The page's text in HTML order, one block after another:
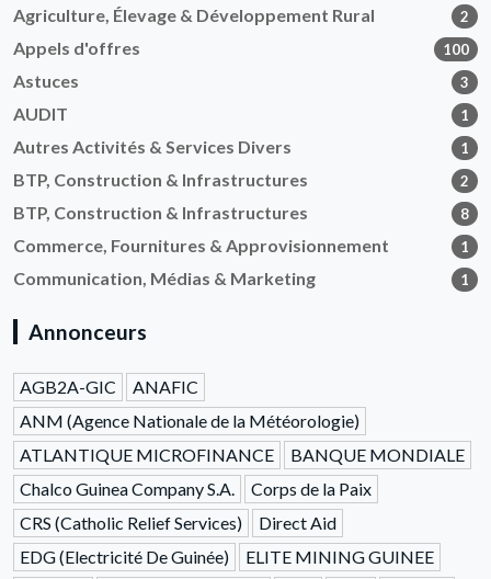
Agriculture, Élevage & Développement Rural 2
Appels d'offres 100
Astuces 3
AUDIT 1
Autres Activités & Services Divers 1
BTP, Construction & Infrastructures 2
BTP, Construction & Infrastructures 8
Commerce, Fournitures & Approvisionnement 1
Communication, Médias & Marketing 1
Annonceurs
AGB2A-GIC
ANAFIC
ANM (Agence Nationale de la Météorologie)
ATLANTIQUE MICROFINANCE
BANQUE MONDIALE
Chalco Guinea Company S.A.
Corps de la Paix
CRS (Catholic Relief Services)
Direct Aid
EDG (Electricité De Guinée)
ELITE MINING GUINEE